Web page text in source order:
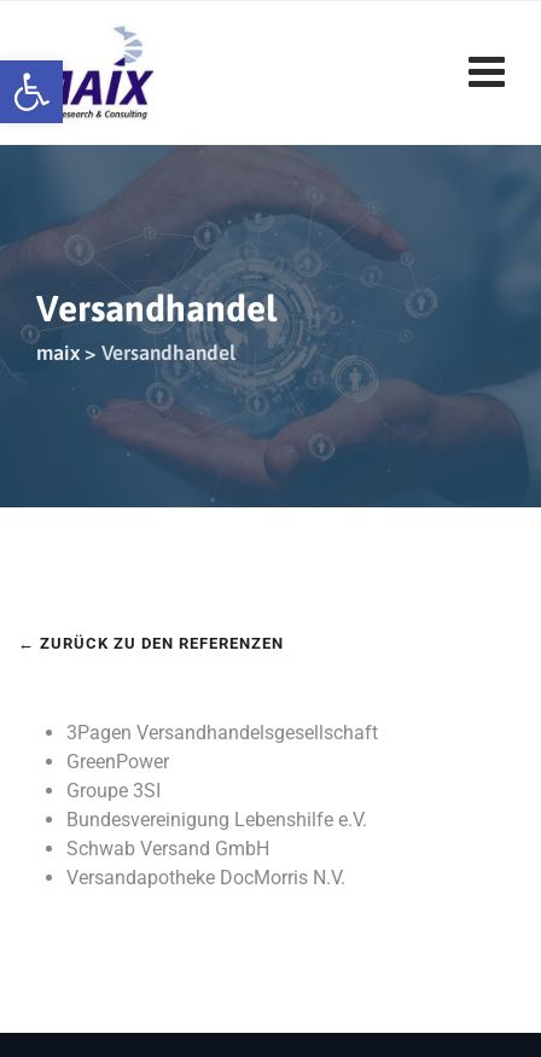
Werkzeugleiste öffnen
content
Versandhandel
maix > Versandhandel
← ZURÜCK ZU DEN REFERENZEN
3Pagen Versandhandelsgesellschaft
GreenPower
Groupe 3SI
Bundesvereinigung Lebenshilfe e.V.
Schwab Versand GmbH
Versandapotheke DocMorris N.V.